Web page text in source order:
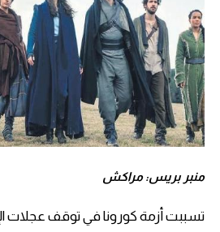
منبر بريس: مراكش
تسببت أزمة كورونا في توقف عجلات